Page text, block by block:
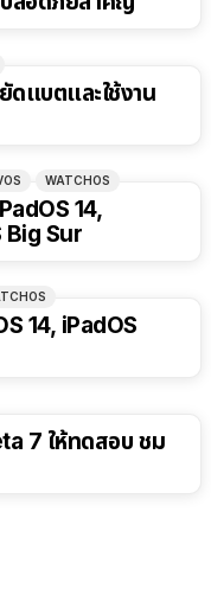
ดแบตและใช้งาน
WATCHOS
14,
Big Sur
14, iPadOS
7 ให้ทดสอบ ชม